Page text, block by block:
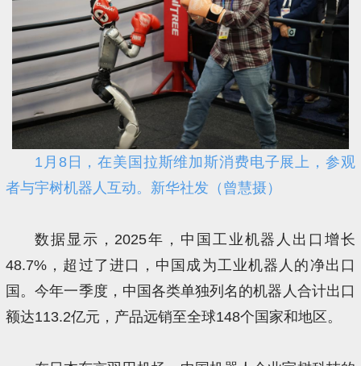
1月8日，在美国拉斯维加斯消费电子展上，参观
者与宇树机器人互动。新华社发（曾慧摄）
数据显示，2025年，中国工业机器人出口增长
48.7%，超过了进口，中国成为工业机器人的净出口
国。今年一季度，中国各类单独列名的机器人合计出口
额达113.2亿元，产品远销至全球148个国家和地区。